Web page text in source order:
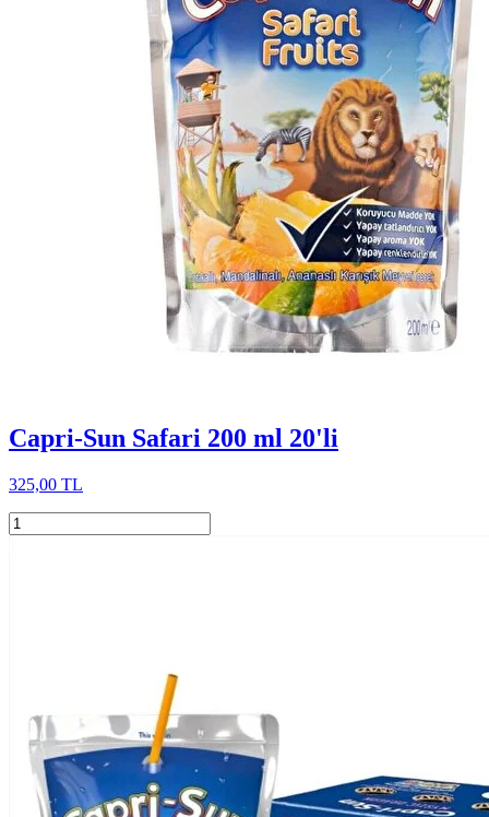
Capri-Sun Safari 200 ml 20'li
325,00 TL